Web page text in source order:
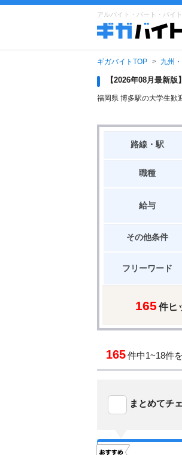
アルバイト・パート・バイ
ギガバイトTOP 九州
【2026年08月最新
福岡県 博多駅の大学生歓
路線・駅
職種
給与
その他条件
フリーワード
165 件ヒ
165件中1~18件
まとめてチ